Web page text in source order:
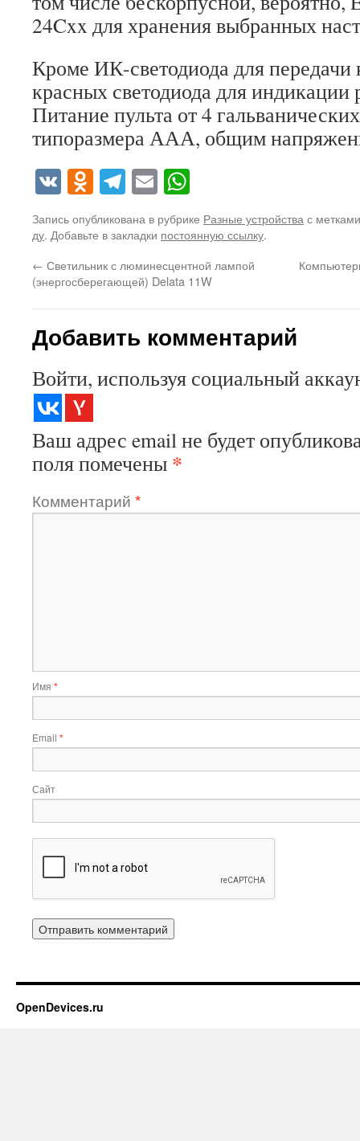
24Cxx для хранения выбранных
Кроме ИК-светодиода для
красных светодиода для
Питание пульта от 4
типоразмера ААА, общим
VKOdnoklassniki
Telegram
Email
Запись опубликована в рубрике Разные устройства с
ду. Добавьте в закладки постоянную ссылку.
← Светильник с люминесцентной лампой
(энергосберегающей) Delata 11W
Добавить комментарий
Войти, используя социальный
Ваш адрес email не будет
поля помечены *
Комментарий *
Имя *
Email *
Сайт
OpenDevices.ru